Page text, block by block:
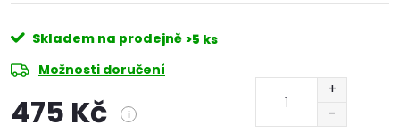
Skladem na prodejně >5 ks
Možnosti doručení
475 Kč i